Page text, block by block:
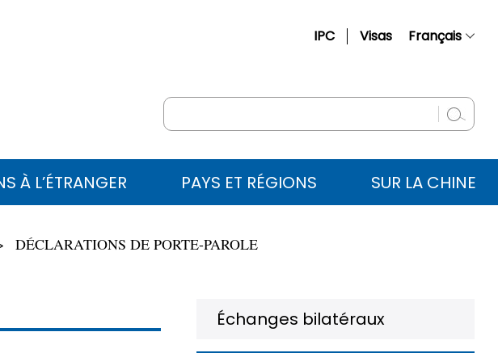
IPC Visas Français
English
Русский
Español
À L’ÉTRANGER PAYS ET RÉGIONS SUR LA CHINE
DÉCLARATIONS DE PORTE-PAROLE
Échanges bilatéraux